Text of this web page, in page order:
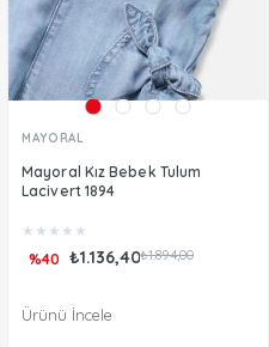
MAYORAL
Mayoral Kız Bebek Tulum
Lacivert 1894
★ ★ ★ ★ ★
₺1.136,40₺1.894,00
%40
Ürünü İncele